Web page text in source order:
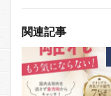
関連記事